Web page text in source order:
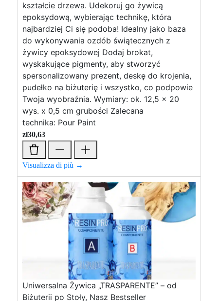
kształcie drzewa. Udekoruj go żywicą
epoksydową, wybierając technikę, która
najbardziej Ci się podoba! Idealny jako baza
do wykonywania ozdób świątecznych z
żywicy epoksydowej Dodaj brokat,
wyskakujące pigmenty, aby stworzyć
spersonalizowany prezent, deskę do krojenia,
pudełko na biżuterię i wszystko, co podpowie
Twoja wyobraźnia. Wymiary: ok. 12,5 x 20
wys. x 0,5 cm grubości Zalecana
technika: Pour Paint
zł30,63
Visualizza di più →
Uniwersalna Żywica „TRASPARENTE” – od
Biżuterii po Stoły, Nasz Bestseller